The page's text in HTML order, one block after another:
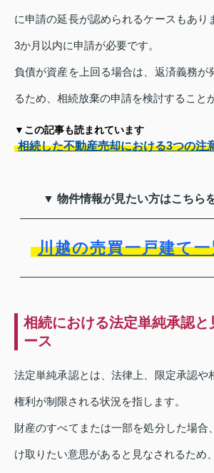
に申請の延長が認められるケースもあり
3か月以内に申請が必要です。
負債が資産を上回る場合は、返済義務が
るため、相続放棄の申請を検討すること
▼この記事も読まれています
相続した不動産売却における3つの注
▼ 物件情報が見たい方はこちら
川越の売買一戸建て
相続における法定単純承認と
ース
法定単純承認とは、法律上、限定承認や
権利が制限される状況を指します。
財産のすべてまたは一部を処分した場合
け取りたい意思があると見なされるため